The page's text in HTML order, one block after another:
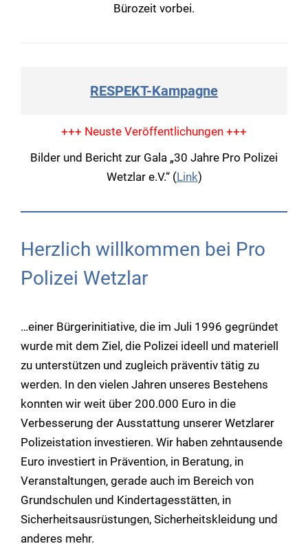
Bürozeit vorbei.
RESPEKT-Kampagne
+++ Neuste Veröffentlichungen +++
Bilder und Bericht zur Gala „30 Jahre Pro Polizei
Wetzlar e.V.“ (Link)
Herzlich willkommen bei Pro
Polizei Wetzlar
…einer Bürgerinitiative, die im Juli 1996 gegründet
wurde mit dem Ziel, die Polizei ideell und materiell
zu unterstützen und zugleich präventiv tätig zu
werden. In den vielen Jahren unseres Bestehens
konnten wir weit über 200.000 Euro in die
Verbesserung der Ausstattung unserer Wetzlarer
Polizeistation investieren. Wir haben zehntausende
Euro investiert in Prävention, in Beratung, in
Veranstaltungen, gerade auch im Bereich von
Grundschulen und Kindertagesstätten, in
Sicherheitsausrüstungen, Sicherheitskleidung und
anderes mehr.